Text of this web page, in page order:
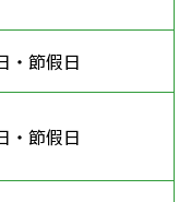
節假日
節假日